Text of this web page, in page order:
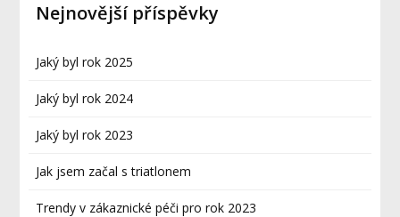
Nejnovější příspěvky
Jaký byl rok 2025
Jaký byl rok 2024
Jaký byl rok 2023
Jak jsem začal s triatlonem
Trendy v zákaznické péči pro rok 2023